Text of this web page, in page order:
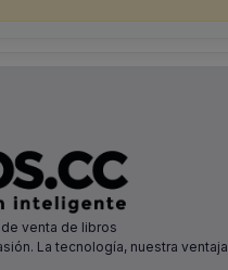
venta de libros
La tecnología, nuestra ventaja